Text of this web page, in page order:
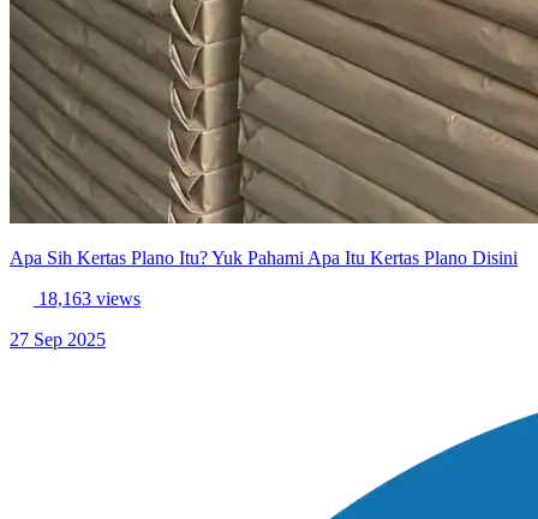
Apa Sih Kertas Plano Itu? Yuk Pahami Apa Itu Kertas Plano Disini
18,163 views
27 Sep 2025